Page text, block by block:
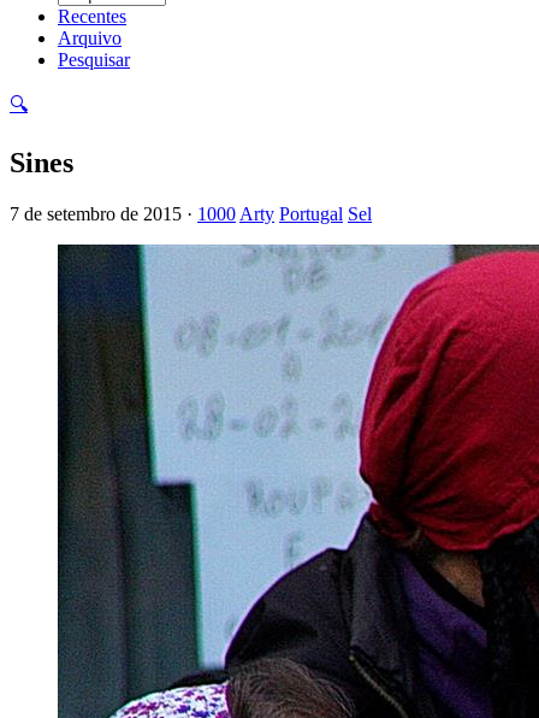
Recentes
Arquivo
Pesquisar
🔍
Sines
7 de setembro de 2015 · 1000 Arty Portugal Sel